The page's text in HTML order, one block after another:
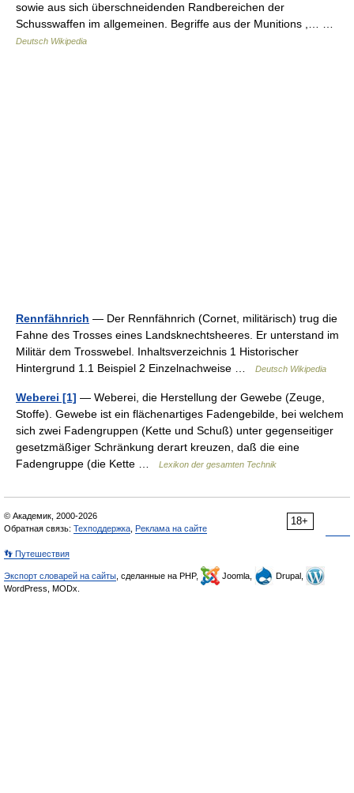
sowie aus sich überschneidenden Randbereichen der
Schusswaffen im allgemeinen. Begriffe aus der Munitions ,… …
Deutsch Wikipedia
Rennfähnrich — Der Rennfähnrich (Cornet, militärisch) trug die
Fahne des Trosses eines Landsknechtsheeres. Er unterstand im
Militär dem Trosswebel. Inhaltsverzeichnis 1 Historischer
Hintergrund 1.1 Beispiel 2 Einzelnachweise …
Deutsch Wikipedia
Weberei [1] — Weberei, die Herstellung der Gewebe (Zeuge,
Stoffe). Gewebe ist ein flächenartiges Fadengebilde, bei welchem
sich zwei Fadengruppen (Kette und Schuß) unter gegenseitiger
gesetzmäßiger Schränkung derart kreuzen, daß die eine
Fadengruppe (die Kette …
Lexikon der gesamten Technik
18+
© Академик, 2000-2026
Обратная связь: Техподдержка Реклама на сайте
👣 Путешествия
Экспорт словарей на сайты , сделанные на PHP, Joomla,
Drupal,
WordPress, MODx.